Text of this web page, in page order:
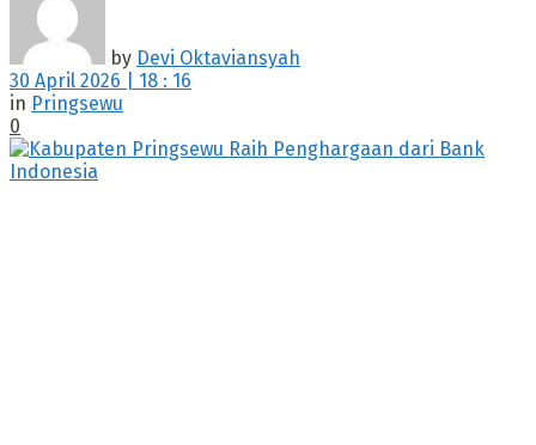
by Devi Oktaviansyah
30 April 2026 | 18 : 16
in Pringsewu
0